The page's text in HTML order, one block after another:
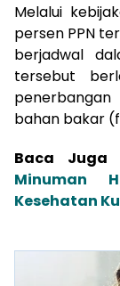
Melalui
persen PPN
berjadwal
tersebut
bahan bakar
Baca
Minuman
Kesehatan